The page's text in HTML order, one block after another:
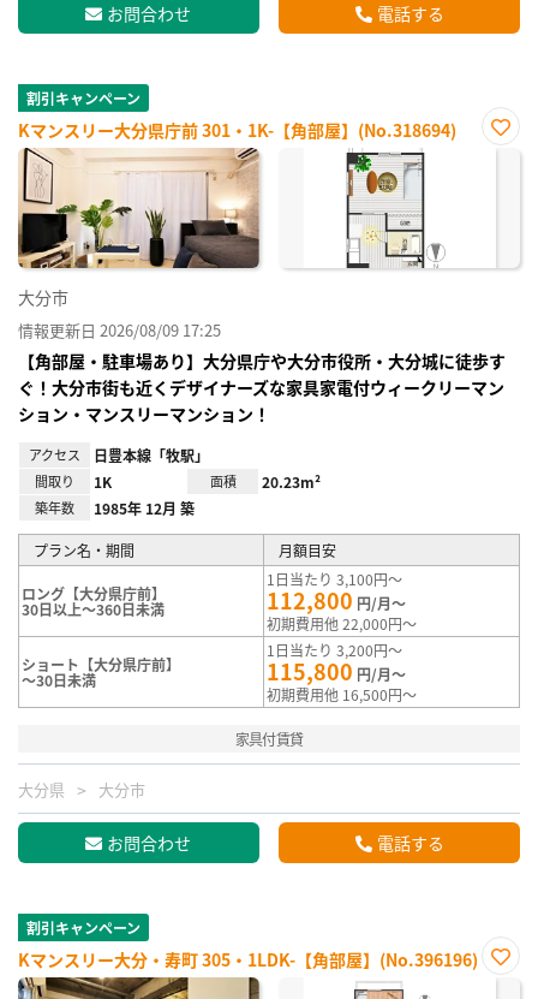
お問合わせ 電話する
割引キャンペーン
Kマンスリー大分県庁前 301・1K-【角部屋】(No.318694)
お気
大分市
情報更新日 2026/08/09 17:25
【角部屋・駐車場あり】大分県庁や大分市役所・大分城に徒歩す
ぐ！大分市街も近くデザイナーズな家具家電付ウィークリーマン
ション・マンスリーマンション！
アクセス 日豊本線「牧駅」
間取り 1K 面積 20.23m²
築年数 1985年 12月 築
プラン名・期間 月額目安
ロング【大分県庁前】
30日以上～360日未満
1日当たり 3,100円～
112,800 円/月～
初期費用他 22,000円～
ショート【大分県庁前】
～30日未満
1日当たり 3,200円～
115,800 円/月～
初期費用他 16,500円～
家具付賃貸
大分県 大分市
お問合わせ 電話する
割引キャンペーン
Kマンスリー大分・寿町 305・1LDK-【角部屋】(No.396196)
お気